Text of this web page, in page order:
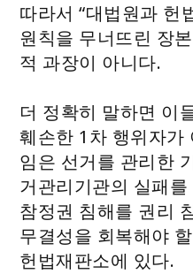
따라서 “대법원과 헌
원칙을 무너뜨린 장
적 과장이 아니다.
더 정확히 말하면 이
훼손한 1차 행위자가
임은 선거를 관리한
거관리기관의 실패
참정권 침해를 권리
무결성을 회복해야
헌법재판소에 있다.